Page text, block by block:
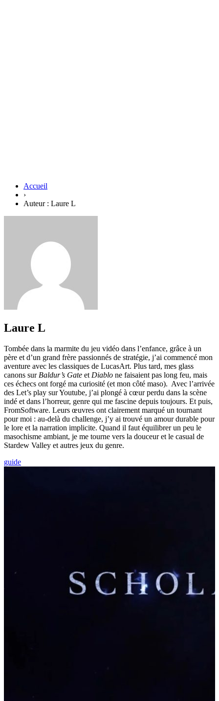
Accueil
›
Auteur : Laure L
Laure L
Tombée dans la marmite du jeu vidéo dans l’enfance, grâce à un
père et d’un grand frère passionnés de stratégie, j’ai commencé mon
aventure avec les classiques de LucasArt. Plus tard, mes glass
canons sur Baldur’s Gate et Diablo ne faisaient pas long feu, mais
ces échecs ont forgé ma curiosité (et mon côté maso). Avec l’arrivée
des Let’s play sur Youtube, j’ai plongé à cœur perdu dans la scène
indé et dans l’horreur, genre qui me fascine depuis toujours. Et puis,
FromSoftware. Leurs œuvres ont clairement marqué un tournant
pour moi : au-delà du challenge, j’y ai trouvé un amour durable pour
le lore et la narration implicite. Quand il faut équilibrer un peu le
masochisme ambiant, je me tourne vers la douceur et le casual de
Stardew Valley et autres jeux du genre.
guide